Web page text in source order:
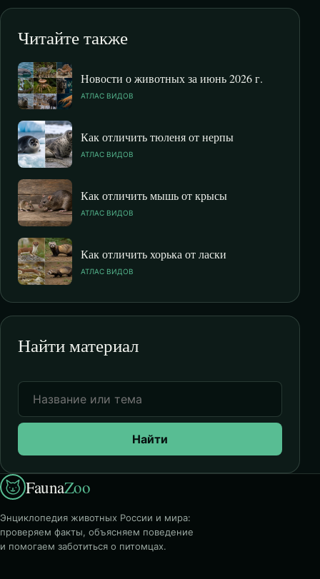
Читайте также
Новости о животных за июнь 2026 г.
АТЛАС ВИДОВ
Как отличить тюленя от нерпы
АТЛАС ВИДОВ
Как отличить мышь от крысы
АТЛАС ВИДОВ
Как отличить хорька от ласки
АТЛАС ВИДОВ
Найти материал
Найти
FaunaZoo
Энциклопедия животных России и мира:
проверяем факты, объясняем поведение
и помогаем заботиться о питомцах.